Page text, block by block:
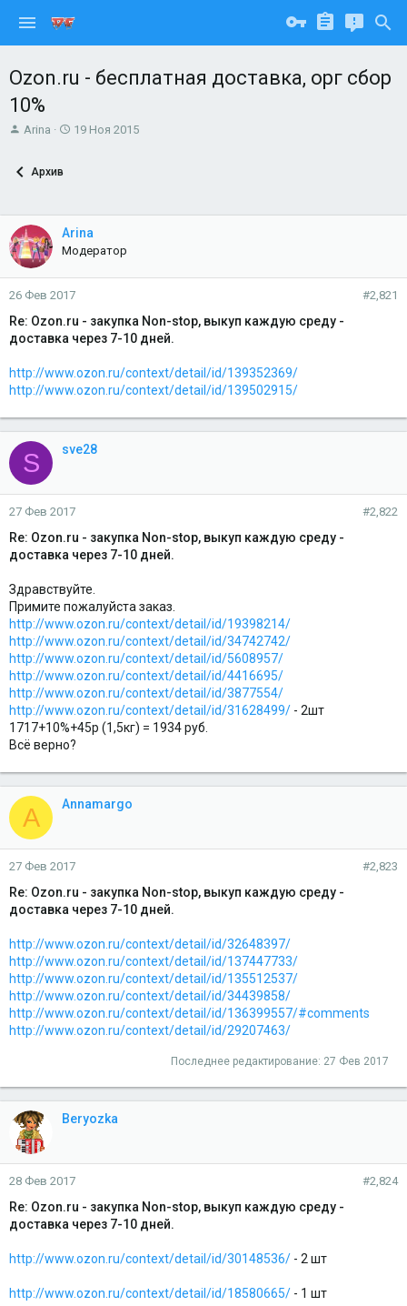
Ozon.ru - бесплатная доставка, орг сбор
10%
А
о
е
м
ы
Arina
Д
ч
л
а
19 Ноя 2015
Архив
Arina
Модератор
26 Фев 2017 #2,821
Re: Ozon.ru - закупка Non-stop, выкуп каждую среду -
доставка через 7-10 дней.
http://www.ozon.ru/context/detail/id/139352369/
http://www.ozon.ru/context/detail/id/139502915/
S sve28
27 Фев 2017 #2,822
Re: Ozon.ru - закупка Non-stop, выкуп каждую среду -
доставка через 7-10 дней.
Здравствуйте.
Примите пожалуйста заказ.
http://www.ozon.ru/context/detail/id/19398214/
http://www.ozon.ru/context/detail/id/34742742/
http://www.ozon.ru/context/detail/id/5608957/
http://www.ozon.ru/context/detail/id/4416695/
http://www.ozon.ru/context/detail/id/3877554/
http://www.ozon.ru/context/detail/id/31628499/ - 2шт
1717+10%+45р (1,5кг) = 1934 руб.
Всё верно?
A Annamargo
27 Фев 2017 #2,823
Re: Ozon.ru - закупка Non-stop, выкуп каждую среду -
доставка через 7-10 дней.
http://www.ozon.ru/context/detail/id/32648397/
http://www.ozon.ru/context/detail/id/137447733/
http://www.ozon.ru/context/detail/id/135512537/
http://www.ozon.ru/context/detail/id/34439858/
http://www.ozon.ru/context/detail/id/136399557/#comments
http://www.ozon.ru/context/detail/id/29207463/
Последнее редактирование: 27 Фев 2017
Beryozka
28 Фев 2017 #2,824
Re: Ozon.ru - закупка Non-stop, выкуп каждую среду -
доставка через 7-10 дней.
http://www.ozon.ru/context/detail/id/30148536/ - 2 шт
http://www.ozon.ru/context/detail/id/18580665/ - 1 шт